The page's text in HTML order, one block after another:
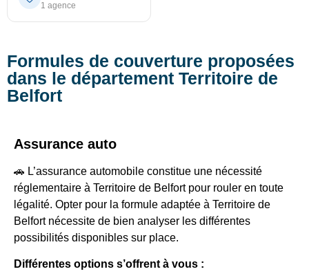
1 agence
Formules de couverture proposées
dans le département Territoire de
Belfort
Assurance auto
🚗 L’assurance automobile constitue une nécessité
réglementaire à Territoire de Belfort pour rouler en toute
légalité. Opter pour la formule adaptée à Territoire de
Belfort nécessite de bien analyser les différentes
possibilités disponibles sur place.
Différentes options s’offrent à vous :